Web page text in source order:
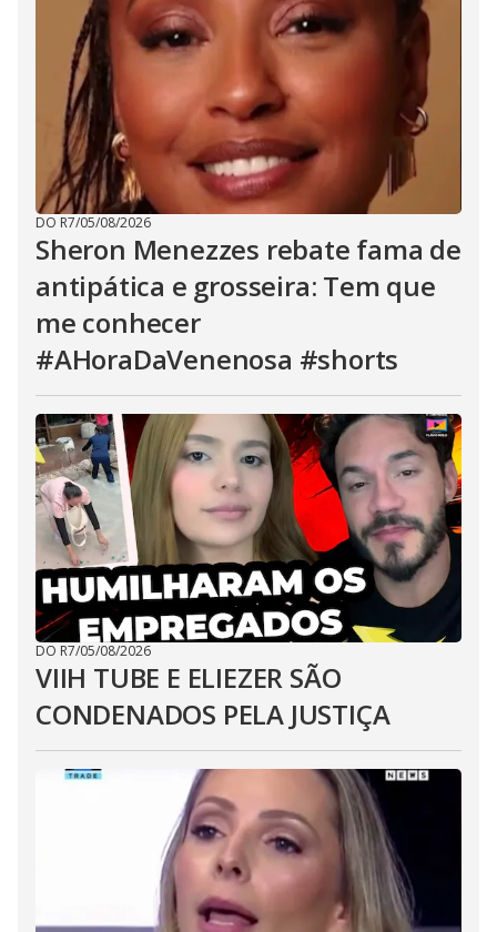
DO R7/05/08/2026
Sheron Menezzes rebate fama de
antipática e grosseira: Tem que
me conhecer
#AHoraDaVenenosa #shorts
DO R7/05/08/2026
VIIH TUBE E ELIEZER SÃO
CONDENADOS PELA JUSTIÇA